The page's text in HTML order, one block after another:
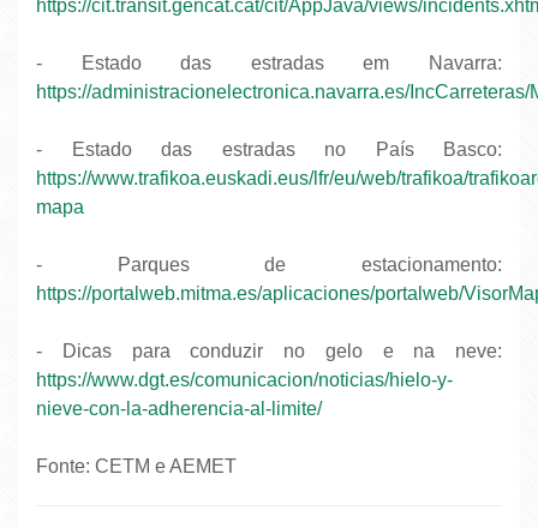
https://cit.transit.gencat.cat/cit/AppJava/views/
- Estado das estradas em Navarra:
https://administracionelectronica.navarra.es/IncCarreteras/
- Estado das estradas no País Basco:
https://www.trafikoa.euskadi.eus/lfr/eu/web/trafikoa/
mapa
- Parques de estacionamento:
https://portalweb.mitma.es/aplicaciones/portalweb/
- Dicas para conduzir no gelo e na neve:
https://www.dgt.es/comunicacion/noticias/hielo-y-
nieve-con-la-adherencia-al-limite/
Fonte: CETM e AEMET